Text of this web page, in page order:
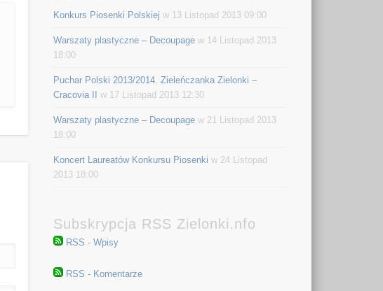
Konkurs Piosenki Polskiej w 13 Listopad 2013 09:00
Warszaty plastyczne – Decoupage w 14 Listopad 2013
18:00
Puchar Polski 2013/2014. Zieleńczanka Zielonki –
Cracovia II
w 17 Listopad 2013 12:30
Warszaty plastyczne – Decoupage w 21 Listopad 2013
18:00
Koncert Laureatów Konkursu Piosenki w 24 Listopad
2013 18:00
Subskrypcja RSS Zielonki.nfo
RSS - Wpisy
RSS - Komentarze